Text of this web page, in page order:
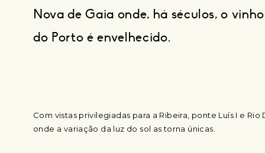
Nova de Gaia onde, há séculos, o vinho
do Porto é envelhecido.
Com vistas privilegiadas para a Ribeira, ponte Luís I e Rio
onde a variação da luz do sol as torna únicas.